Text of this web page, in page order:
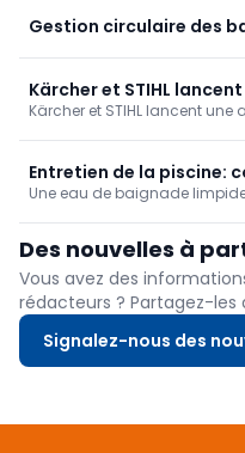
récupération de l'eau de
Gestion circulaire des
Kärcher et STIHL lancent
commune pour les
Kärcher et STIHL lancent une
compatibles entre les deux
offre plus de puissance et
Disponibilité : STIHL le 1er
Entretien de la piscine:
et moins de travail
Une eau de baignade
Des nouvelles à
Vous avez des
rédacteurs ? Partagez-
Signalez-nous des